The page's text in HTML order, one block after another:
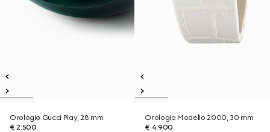
Orologio Gucci Play, 28 mm
€ 2.500
Orologio Modello 2000, 30 mm
€ 4.900